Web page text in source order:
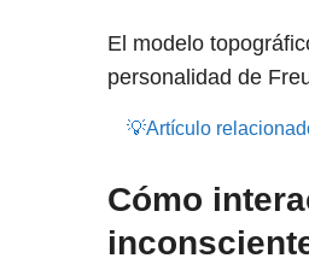
El modelo
personalidad de
💡Artículo
Cómo